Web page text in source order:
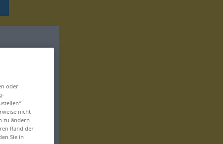
oder
nicht
zu ändern
Rand der
Sie in